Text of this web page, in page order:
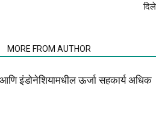
दिले
MORE FROM AUTHOR
इंडोनेशियामधील ऊर्जा सहकार्य अधिक